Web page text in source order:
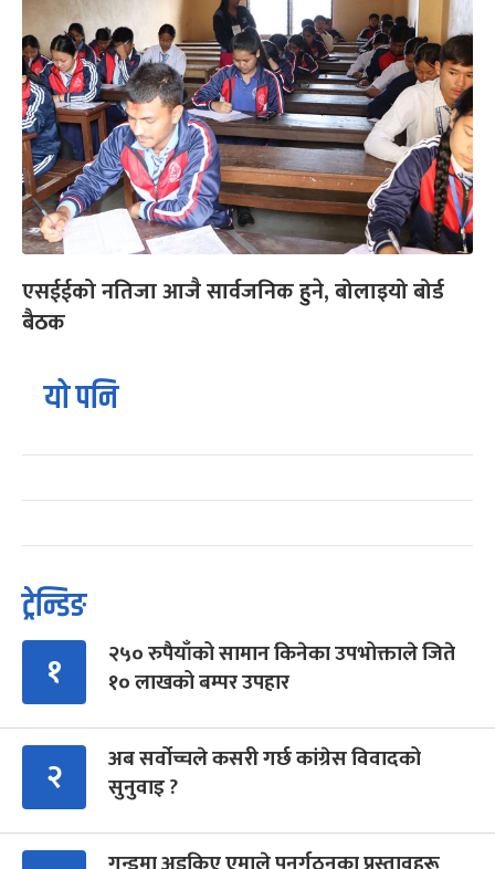
एसईईको नतिजा आजै सार्वजनिक हुने, बोलाइयो बोर्ड
बैठक
यो पनि
ट्रेन्डिङ
१
२५० रुपैयाँको सामान किनेका उपभोक्ताले जिते
१० लाखको बम्पर उपहार
२
अब सर्वोच्चले कसरी गर्छ कांग्रेस विवादको
सुनुवाइ ?